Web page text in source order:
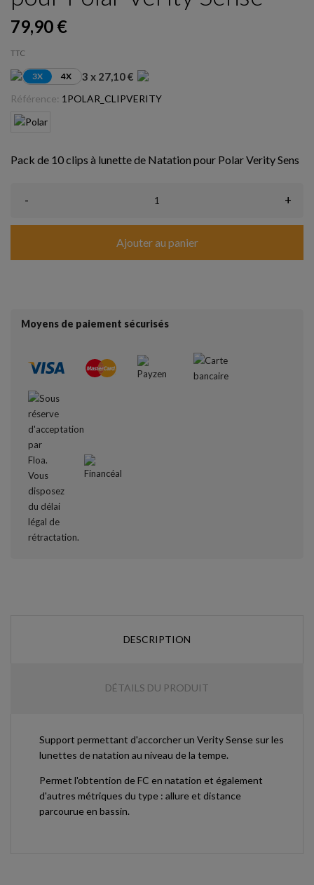
79,90 €
TTC
3X 4X 3 x 27,10 €
Référence: 1POLAR_CLIPVERITY
Pack de 10 clips à lunette de Natation pour Polar Verity Sens
- +
Ajouter au panier
Moyens de paiement sécurisés
DESCRIPTION
DÉTAILS DU PRODUIT
Support permettant d'accorcher un Verity Sense sur les
lunettes de natation au niveau de la tempe.
Permet l'obtention de FC en natation et également
d'autres métriques du type : allure et distance
parcourue en bassin.